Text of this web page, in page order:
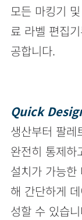
모든 마킹기
료 라벨 편집
공합니다.
Quick
생산부터 팔레
완전히 통제하
설치가 가능
해 간단하게
성할 수 있습